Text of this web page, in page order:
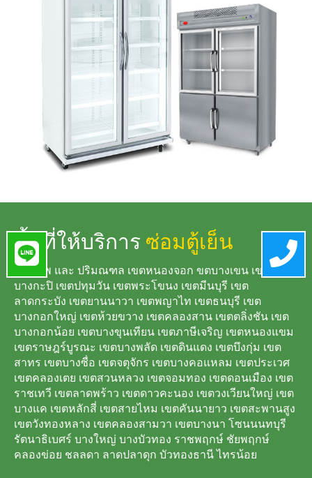
พื้นที่ให้บริการ ซ่อมตู้เย็น
กรุงเทพ และ ปริมณฑล เขตหนองจอก ขตบางเขน เขต
บางกะปิ เขตปทุมวัน เขตพระโขนง เขตมีนบุรี เขต
ลาดกระบัง เขตยานนาวา เขตพญาไท เขตธนบุรี เขต
บางกอกใหญ่ เขตห้วยขวาง เขตคลองสาน เขตตลิ่งชัน เขต
บางกอกน้อย เขตบางขุนเทียน เขตภาษีเจริญ เขตหนองแขม
เขตราษฎร์บูรณะ เขตบางพลัด เขตดินแดง เขตบึงกุ่ม เขต
สาทร เขตบางซื่อ เขตจตุจักร เขตบางคอแหลม เขตประเวศ
เขตคลองเตย เขตสวนหลวง เขตจอมทอง เขตดอนเมือง เขต
ราชเทวี เขตลาดพร้าว เขตดาวคะนอง เขตวงเวียนใหญ่ เขต
บางแค เขตหลักสี่ เขตสายไหม เขตคันนายาว เขตสะพานสูง
เขตวังทองหลาง เขตคลองสามวา เขตบางนา โซนนนทบุรี
รัตนาธิเบศร์ บางใหญ่ บางบัวทอง ราชพฤกษ์ ชัยพฤกษ์
คลองข่อย ชลลดา ลาดปลาดุก บัวทองธานี ไทรน้อย